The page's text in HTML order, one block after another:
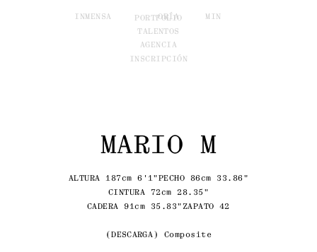
INM ENSA
PORTFOLIO
TALENTOS
AGENCIA
INSCRIPCIÓN
MIN
ORÍA
MARIO M
ALTURA 187cm 6'1"PECHO 86cm 33.86"
CINTURA 72cm 28.35"
CADERA 91cm 35.83" ZAPATO 42
DESCARGA Composite